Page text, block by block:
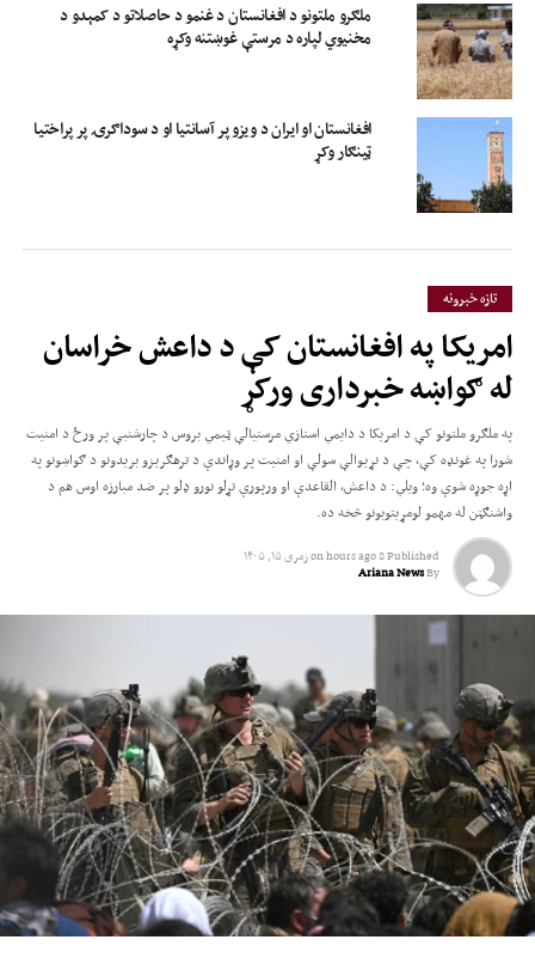
ملګرو ملتونو د افغانستان د غنمو د حاصلاتو د کمېدو د
مخنیوي لپاره د مرستې غوښتنه وکړه
افغانستان او ایران د ویزو پر آسانتیا او د سوداګرۍ پر پراختیا
ټینګار وکړ
تازه خبرونه
امریکا په افغانستان کې د داعش خراسان
له ګواښه خبرداری ورکړ
په ملګرو ملتونو کې د امریکا د دایمي استازي مرستیالې ټیمي بروس د چارشنبې پر ورځ د امنیت
شورا په غونډه کې، چې د نړیوالې سولې او امنیت پر وړاندې د ترهګریزو بریدونو د ګواښونو په
اړه جوړه شوې وه؛ ویلي: د داعش، القاعدې او ورپورې تړلو نورو ډلو پر ضد مبارزه اوس هم د
واشنګټن له مهمو لومړیتوبونو څخه ده.
Published
8 hours ago
onزمری ۱۵, ۱۴۰۵
By
Ariana News